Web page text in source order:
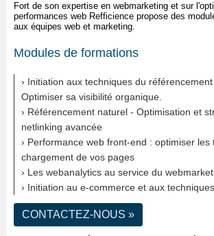
Fort de son expertise en webmarketing et sur
performances web Refficience propose des
aux équipes web et marketing.
Modules de formations
› Initiation aux techniques du
Optimiser sa visibilité organique.
› Référencement naturel - Optimisation et
netlinking avancée
› Performance web front-end : optimiser les
chargement de vos pages
› Les webanalytics au service du
› Initiation au e-commerce et aux
CONTACTEZ-NOUS »